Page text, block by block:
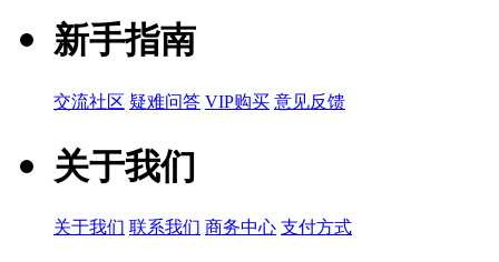
新手指南
交流社区 疑难问答 VIP购买 意见反馈
关于我们
关于我们 联系我们 商务中心 支付方式